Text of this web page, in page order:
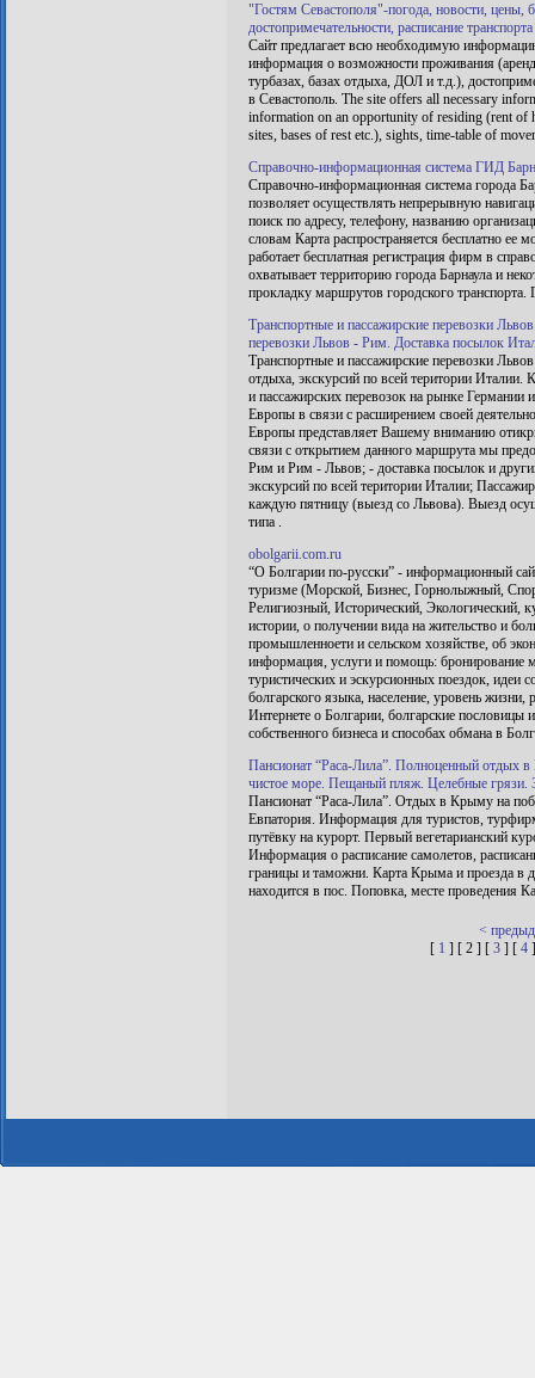
"Гостям Севастополя"-погода, новости, цены,
достопримечательности, расписание транспорта
Сайт предлагает всю необходимую
информация о возможности проживания
турбазах, базах отдыха, ДОЛ и т.д.),
в Севастополь. The site offers all necessary
information on an opportunity of residing (rent of
sites, bases of rest etc.), sights, time-table of
Справочно-информационная система ГИД
Справочно-информационная система города
позволяет осуществлять непрерывную
поиск по адресу, телефону, названию
словам Карта распространяется бесплатно ее
работает бесплатная регистрация фирм в
охватывает территорию города Барнаула и
прокладку маршрутов городского
Транспортные и пассажирские перевозки
перевозки Львов - Рим. Доставка посылок
Транспортные и пассажирские перевозки
отдыха, экскурсий по всей територии
и пассажирских перевозок на рынке
Европы в связи с расширением своей
Европы представляет Вашему вниманию
связи с открытием данного маршрута мы
Рим и Рим - Львов; - доставка посылок и
экскурсий по всей територии Италии;
каждую пятницу (выезд со Львова). Выезд
типа .
obolgarii.com.ru
“О Болгарии по-русски” - информационный
туризме (Морской, Бизнес, Горнолыжный,
Религиозный, Исторический, Экологический,
истории, о получении вида на жительство и
промышленноети и сельском хозяйстве, об
информация, услуги и помощь: бронирование
туристических и эскурсионных поездок, идеи
болгарского языка, население, уровень жизни,
Интернете о Болгарии, болгарские пословицы
собственного бизнеса и способах обмана в
Пансионат “Раса-Лила”. Полноценный отдых
чистое море. Пещаный пляж. Целебные
Пансионат “Раса-Лила”. Отдых в Крыму на
Евпатория. Информация для туристов,
путёвку на курорт. Первый вегетарианский
Информация о расписание самолетов,
границы и таможни. Карта Крыма и проезда
находится в пос. Поповка, месте проведения
<
[ 1 ] [ 2 ] [ 3 ] [ 4